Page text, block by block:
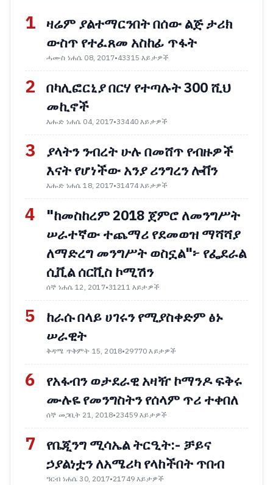
1 ዛሬም ያልተማርንበት በሰው ልጅ ታሪክ
ውስጥ የተፈጸመ አስከፊ ጥፋት
ሓሙስ ነሐሴ 08, 2017•43315 እይታዎች
2 በካሊፎርኒያ በርሃ የተጣሉት 300 ሺህ
መኪኖች
እሑድ ነሐሴ 04, 2017•33440 እይታዎች
3
ያላትን ንብረት ሁሉ በመሸጥ የብዙዎች
እናት የሆነችው አንያ ሪንግረን ሎቨን
እሑድ ነሐሴ 18, 2017•31474 እይታዎች
4
"ከመስከረም 2018 ጀምሮ ለመንግሥት
ሠራተኛው ተጨማሪ የደመወዝ ማሻሻያ
ለማድረግ መንግሥት ወስኗል"፦ የፌደራል
ሲቪል ሰርቪስ ኮሚሽን
ሰኞ ነሐሴ 12, 2017•31211 እይታዎች
5
ከራሱ በላይ ሀገሩን የሚያስቀድም ፅኑ
ሠራዊት
ቅዳሜ ጥቅምት 15, 2018•29770 እይታዎች
6
የአፋብን ወታደራዊ አዛዥ ኮማንዶ ፍቅሩ
ሙሉዬ የመንግስትን የሰላም ጥሪ ተቀበለ
ሰኞ መጋቢት 21, 2018•23459 እይታዎች
7
የቤጂንግ ሚሳኤል ትርዒት:- ቻይና
ኃያልነቷን ለአሜሪካ የላከችበት ጥበብ
ዓርብ ነሐሴ 30, 2017•21749 እይታዎች